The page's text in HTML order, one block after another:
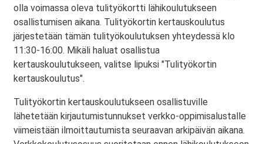
olla voimassa oleva tulityökortti lähikoulutukseen
osallistumisen aikana. Tulityökortin kertauskoulutus
järjestetään tämän tulityökoulutuksen yhteydessä klo
11:30-16:00. Mikäli haluat osallistua
kertauskoulutukseen, valitse lipuksi "Tulityökortin
kertauskoulutus".
Tulityökortin kertauskoulutukseen osallistuville
lähetetään kirjautumistunnukset verkko-oppimisalustalle
viimeistään ilmoittautumista seuraavan arkipäivän aikana.